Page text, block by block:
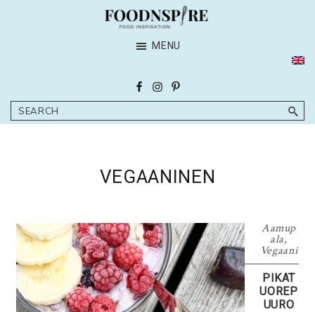
MENU
Search
VEGAANINEN
Aamup
ala,
Vegaani
PIKAT
UOREP
UURO